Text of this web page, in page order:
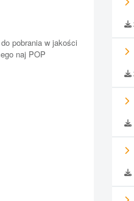
pobrania w jakości
naj POP